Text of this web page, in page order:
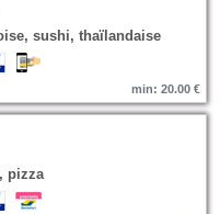
sushi, thaïlandaise
min: 20.00 €
pizza